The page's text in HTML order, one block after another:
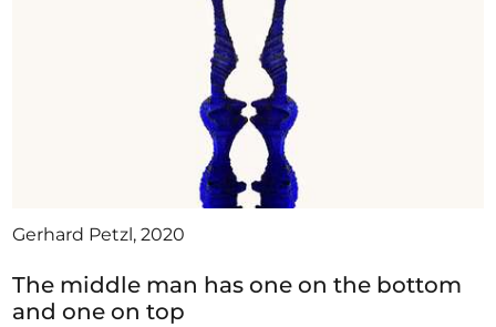
Gerhard Petzl, 2020
The middle man has one on the bottom
and one on top